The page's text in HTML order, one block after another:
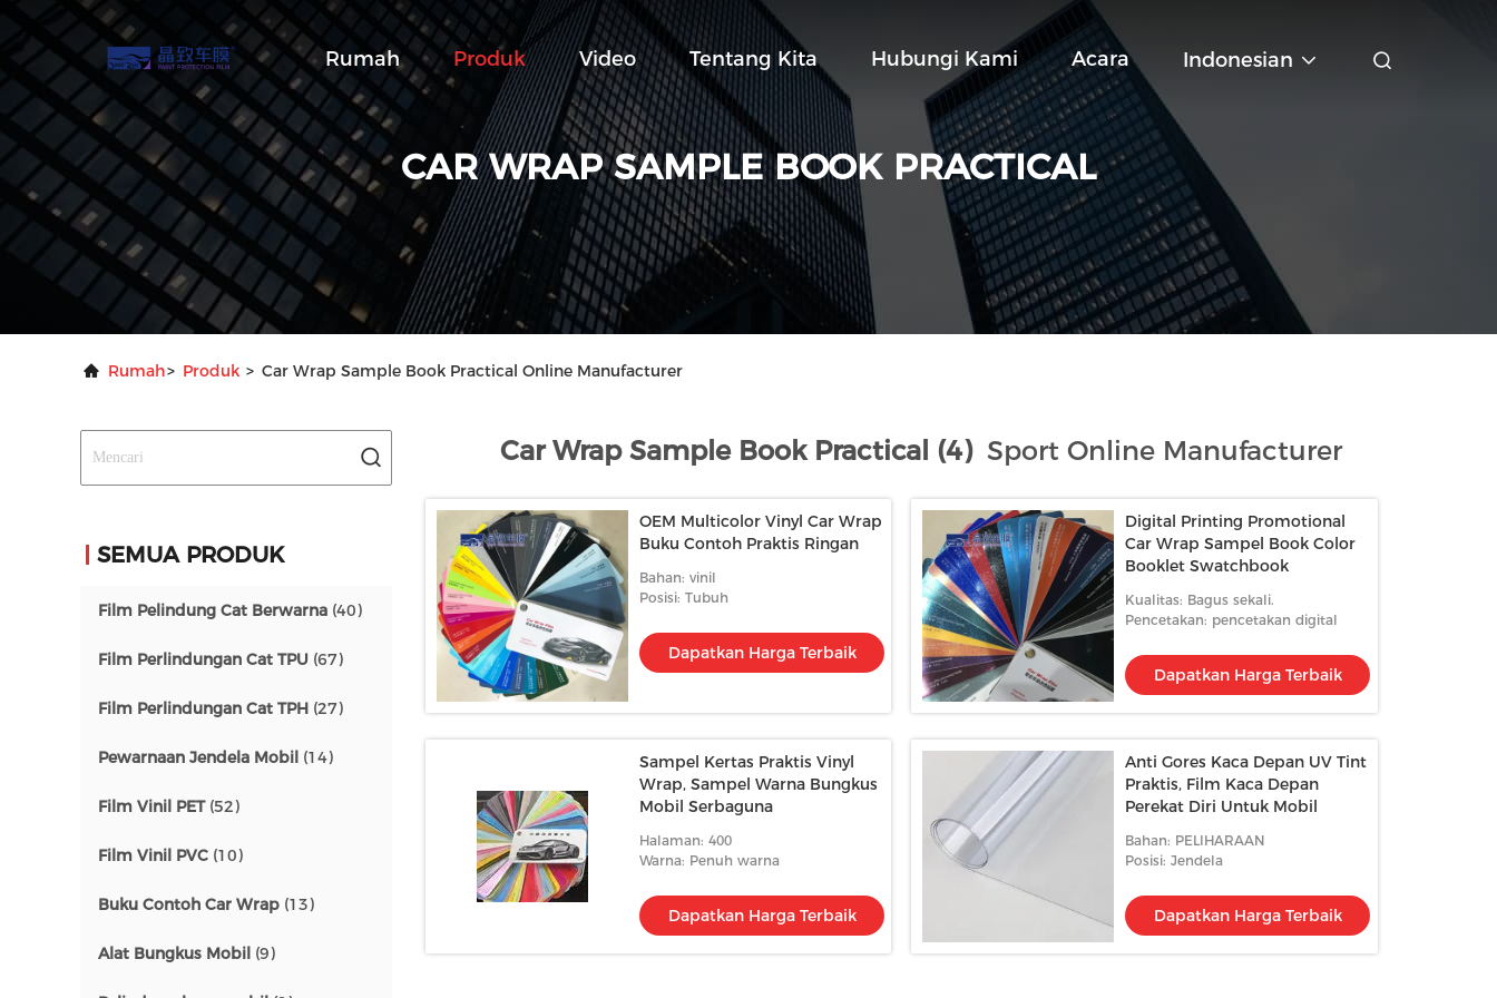
Rumah Produk Video Tentang Kita Hubungi Kami Acara Indonesian
CAR WRAP SAMPLE BOOK PRACTICAL
Rumah> Produk > Car Wrap Sample Book Practical Online Manufacturer
SEMUA PRODUK
Film Pelindung Cat Berwarna (40)
Film Perlindungan Cat TPU (67)
Film Perlindungan Cat TPH (27)
Pewarnaan Jendela Mobil (14)
Film Vinil PET(52)
Film Vinil PVC (10)
Buku Contoh Car Wrap (13)
Alat Bungkus Mobil (9)
Car Wrap Sample Book Practical (4) Sport Online Manufacturer
OEM Multicolor Vinyl Car Wrap
Buku Contoh Praktis Ringan
Bahan: vinil
Posisi: Tubuh
Dapatkan Harga Terbaik
Digital Printing Promotional
Car Wrap Sampel Book Color
Booklet Swatchbook
Kualitas: Bagus sekali.
Pencetakan: pencetakan digital
Dapatkan Harga Terbaik
Sampel Kertas Praktis Vinyl
Wrap, Sampel Warna Bungkus
Mobil Serbaguna
Halaman: 400
Warna: Penuh warna
Dapatkan Harga Terbaik
Anti Gores Kaca Depan UV Tint
Praktis, Film Kaca Depan
Perekat Diri Untuk Mobil
Bahan: PELIHARAAN
Posisi: Jendela
Dapatkan Harga Terbaik